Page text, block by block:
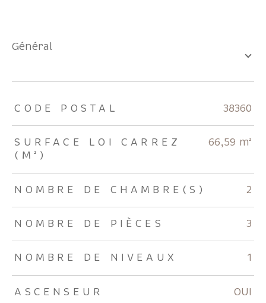
général
TRAD_ZEPHYR_Caracteristique TRAD_ZEPHYR_Valeurs
CODE POSTAL 38360
SURFACE LOI CARREZ
(M²)
66,59 m²
NOMBRE DE CHAMBRE(S) 2
NOMBRE DE PIÈCES 3
NOMBRE DE NIVEAUX 1
ASCENSEUR OUI